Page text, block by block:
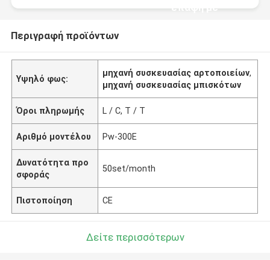
επαφή με
Περιγραφή προϊόντων
Υψηλό φως:
μηχανή συσκευασίας αρτοποιείων,
μηχανή συσκευασίας μπισκότων
Όροι πληρωμής L / C, T / T
Αριθμό μοντέλου Pw-300E
Δυνατότητα προ
σφοράς
50set/month
Πιστοποίηση CE
Δείτε περισσότερων